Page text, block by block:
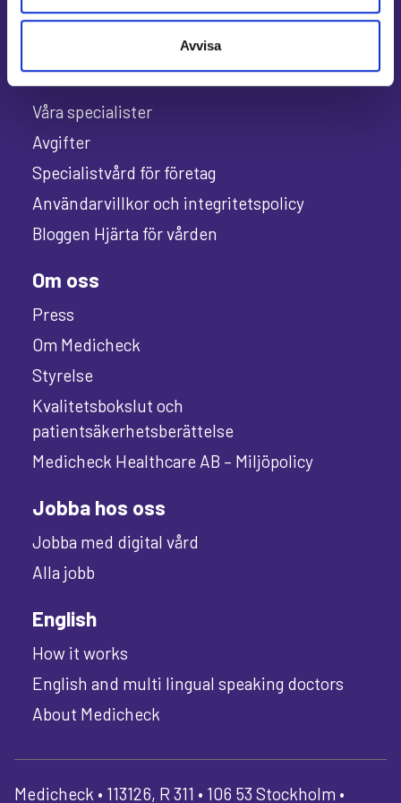
Avvisa
Allmänt
Våra specialister
Avgifter
Specialistvård för företag
Användarvillkor och integritetspolicy
Bloggen Hjärta för vården
Om oss
Press
Om Medicheck
Styrelse
Kvalitetsbokslut och
patientsäkerhetsberättelse
Medicheck Healthcare AB – Miljöpolicy
Jobba hos oss
Jobba med digital vård
Alla jobb
English
How it works
English and multi lingual speaking doctors
About Medicheck
Medicheck • 113126, R 311 • 106 53 Stockholm •